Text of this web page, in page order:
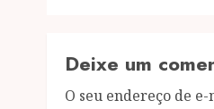
Deixe um
O seu endereço de